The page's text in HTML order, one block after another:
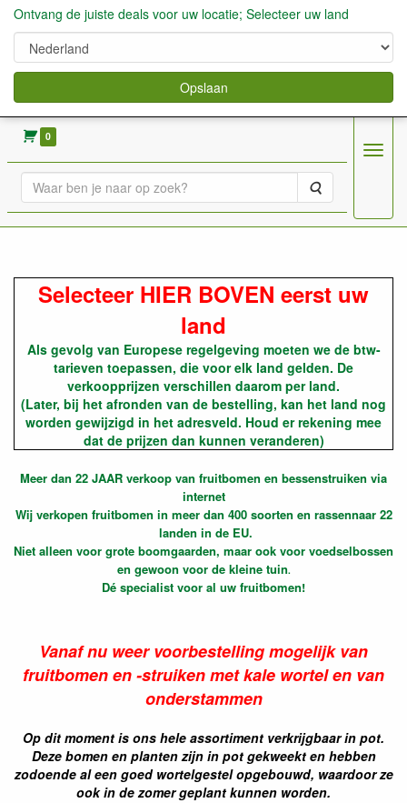
verkoop fruitbomen, bessen,aardbeien enz.
0
Zoeken
Menu
Selecteer HIER BOVEN eerst uw
land
Als gevolg van Europese regelgeving moeten we de btw-
tarieven toepassen, die voor elk land gelden. De
verkoopprijzen verschillen daarom per land.
(Later, bij het afronden van de bestelling, kan het land nog
worden gewijzigd in het adresveld. Houd er rekening mee
dat de prijzen dan kunnen veranderen)
Meer dan 22 JAAR verkoop van fruitbomen en bessenstruiken via
internet
Wij verkopen fruitbomen in meer dan 400 soorten en rassennaar 22
landen in de EU.
Niet alleen voor grote boomgaarden, maar ook voor voedselbossen
en gewoon voor de kleine tuin.
Dé specialist voor al uw fruitbomen!
Vanaf nu weer voorbestelling mogelijk van
fruitbomen en -struiken met kale wortel en van
onderstammen
Op dit moment is ons hele assortiment verkrijgbaar in pot.
Deze bomen en planten zijn in pot gekweekt en hebben
zodoende al een goed wortelgestel opgebouwd, waardoor ze
ook in de zomer geplant kunnen worden.
Ontvang de juiste deals voor uw locatie; Selecteer uw land
Opslaan